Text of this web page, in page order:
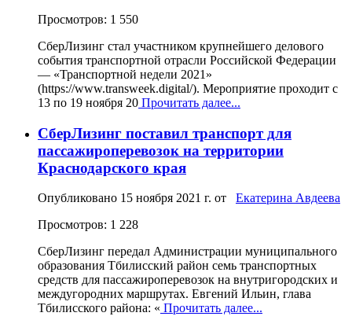
Просмотров: 1 550
СберЛизинг стал участником крупнейшего делового
события транспортной отрасли Российской Федерации
— «Транспортной недели 2021»
(https://www.transweek.digital/). Мероприятие проходит с
13 по 19 ноября 20 Прочитать далее...
СберЛизинг поставил транспорт для
пассажироперевозок на территории
Краснодарского края
Опубликовано 15 ноября 2021 г. от Екатерина Авдеева
Просмотров: 1 228
СберЛизинг передал Администрации муниципального
образования Тбилисский район семь транспортных
средств для пассажироперевозок на внутригородских и
междугородних маршрутах. Евгений Ильин, глава
Тбилисского района: « Прочитать далее...